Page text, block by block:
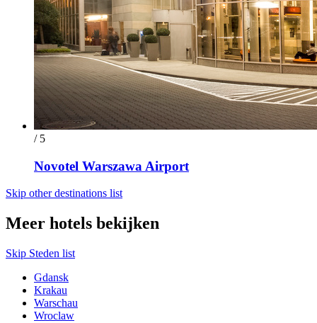
/ 5
Novotel Warszawa Airport
Skip other destinations list
Meer hotels bekijken
Skip Steden list
Gdansk
Krakau
Warschau
Wroclaw